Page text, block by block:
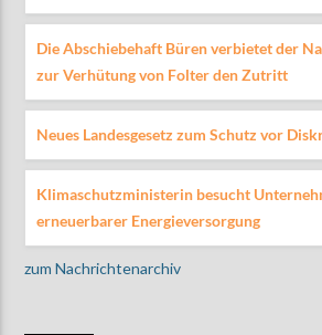
Die Abschiebehaft Büren verbietet der
zur Verhütung von Folter den Zutritt
Neues Landesgesetz zum Schutz vor
Klimaschutzministerin besucht
erneuerbarer Energieversorgung
zum Nachrichtenarchiv